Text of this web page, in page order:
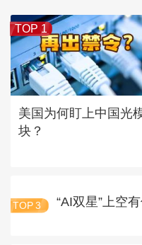
TOP 1
美国为何盯上中国光
块？
TOP 3 “AI双星”上空